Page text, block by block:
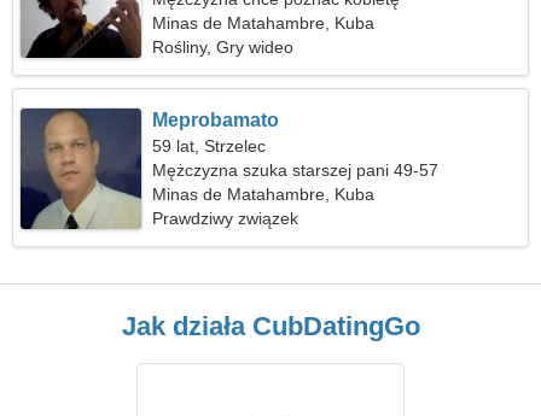
Minas de Matahambre, Kuba
Rośliny, Gry wideo
Meprobamato
59 lat, Strzelec
Mężczyzna szuka starszej pani 49-57
Minas de Matahambre, Kuba
Prawdziwy związek
Jak działa CubDatingGo